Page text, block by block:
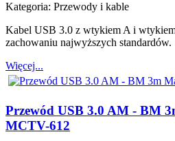
Kategoria: Przewody i kable
Kabel USB 3.0 z wtykiem A i
zachowaniu najwyższych standardów.
Więcej...
Przewód USB 3.0 AM - BM
MCTV-612